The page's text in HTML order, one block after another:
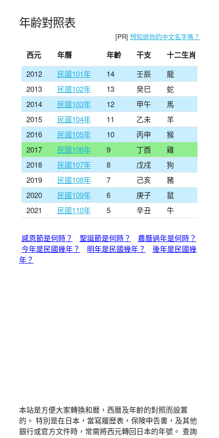
年齢對照表
[PR]想知道你的中文名字嗎？
西元 年曆 年齡 干支 十二生肖
2012 民國101年 14 壬辰
龍
2013
民國102年 13 癸巳
蛇
2014
民國103年 12 甲午
馬
2015
民國104年 11 乙未
羊
2016
民國105年 10 丙申
猴
2017
民國106年 9 丁酉
雞
2018
民國107年 8 戊戌
狗
2019
民國108年 7 己亥
豬
2020
民國109年 6 庚子
鼠
2021
民國110年 5 辛丑 牛
感恩節是何時？ 聖誕節是何時？
農曆過年是何時？
今年是民國幾年？
明年是民國幾年？
後年是民國幾
年？
本站是方便大家轉換和暦，西暦及年齡的對照而設置
的。 特別是在日本，當寫履歴表，保険申告書，及其他
銀行或官方文件時，常需將西元轉回日本的年號。 查詢